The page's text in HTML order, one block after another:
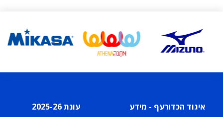
איגוד הכדורעף - מידע עונת 2025-26